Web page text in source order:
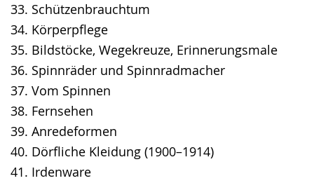
33. Schützenbrauchtum
34. Körperpflege
35. Bildstöcke, Wegekreuze, Erinnerungsmale
36. Spinnräder und Spinnradmacher
37. Vom Spinnen
38. Fernsehen
39. Anredeformen
40. Dörfliche Kleidung (1900–1914)
41. Irdenware